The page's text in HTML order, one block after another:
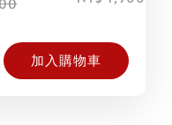
加入購物車